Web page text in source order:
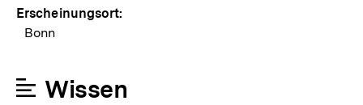
Erscheinungsort:
Bonn
Wissen